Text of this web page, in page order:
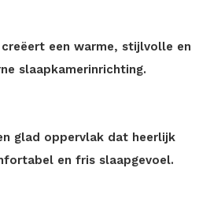
een warme, stijlvolle en
slaapkamerinrichting.
glad oppervlak dat heerlijk
en fris slaapgevoel.